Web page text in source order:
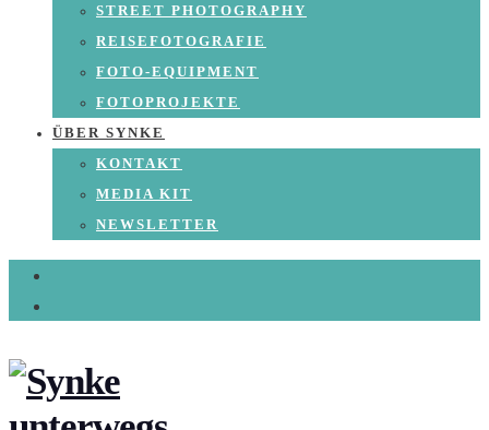
STREET PHOTOGRAPHY
REISEFOTOGRAFIE
FOTO-EQUIPMENT
FOTOPROJEKTE
ÜBER SYNKE
KONTAKT
MEDIA KIT
NEWSLETTER